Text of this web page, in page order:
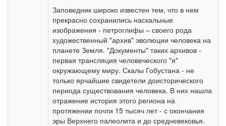
Заповедник широко известен тем, что в нем
прекрасно сохранились наскальные
изображения - петроглифы – своего рода
художественный "архив" эволюции человека на
планете Земля. "Документы" таких архивов -
первая трансляция человеческого "я"
окружающему миру. Скалы Гобустана - не
только ярчайшие свидетели доисторического
периода существования человека. В них нашла
отражение история этого региона на
протяжении почти 15 тысяч лет - с окончания
эры Верхнего палеолита и до средневековья.